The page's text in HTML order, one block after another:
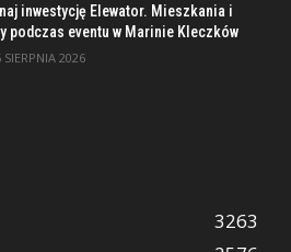
inwestycję Elewator. Mieszkania i
podczas eventu w Marinie Kleczków
SIERPNIA 2026
3263